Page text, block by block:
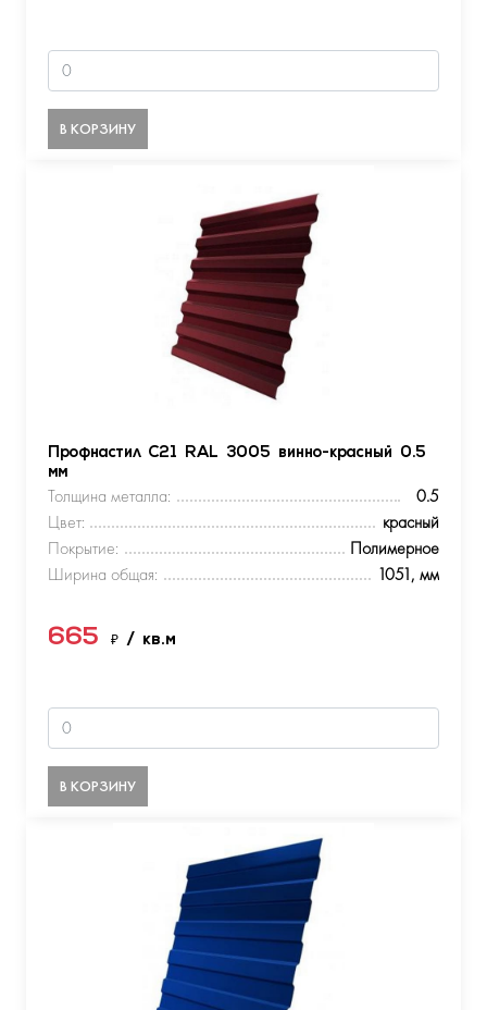
В КОРЗИНУ
Профнастил С21 RAL 3005 винно-красный 0.5
мм
Толщина металла:
0.5
Цвет:
красный
Покрытие:
Полимерное
Ширина общая:
1051, мм
665 ₽ / кв.м
В КОРЗИНУ